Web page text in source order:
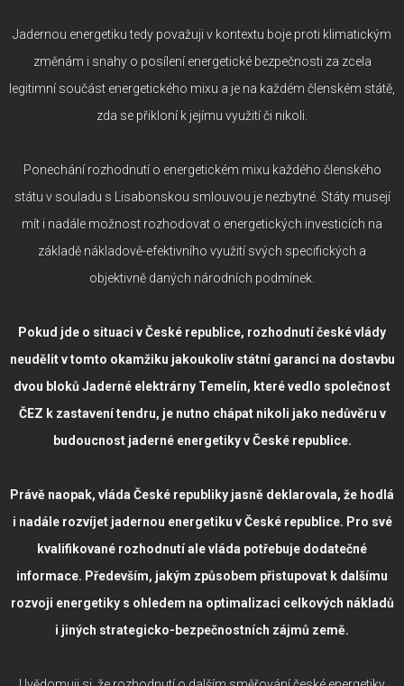
Jadernou energetiku tedy považuji v kontextu boje proti klimatickým
změnám i snahy o posílení energetické bezpečnosti za zcela
legitimní součást energetického mixu a je na každém členském státě,
zda se přikloní k jejímu využití či nikoli.
Ponechání rozhodnutí o energetickém mixu každého členského
státu v souladu s Lisabonskou smlouvou je nezbytné. Státy musejí
mít i nadále možnost rozhodovat o energetických investicích na
základě nákladově-efektivního využití svých specifických a
objektivně daných národních podmínek.
Pokud jde o situaci v České republice, rozhodnutí české vlády
neudělit v tomto okamžiku jakoukoliv státní garanci na dostavbu
dvou bloků Jaderné elektrárny Temelín, které vedlo společnost
ČEZ k zastavení tendru, je nutno chápat nikoli jako nedůvěru v
budoucnost jaderné energetiky v České republice.
Právě naopak, vláda České republiky jasně deklarovala, že hodlá
i nadále rozvíjet jadernou energetiku v České republice. Pro své
kvalifikované rozhodnutí ale vláda potřebuje dodatečné
informace. Především, jakým způsobem přistupovat k dalšímu
rozvoji energetiky s ohledem na optimalizaci celkových nákladů
i jiných strategicko-bezpečnostních zájmů země.